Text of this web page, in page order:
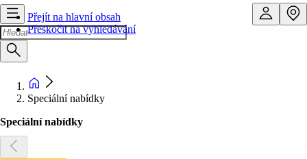
Přejít na hlavní obsah
Přeskočit na vyhledávání
Speciální nabídky
Speciální nabídky